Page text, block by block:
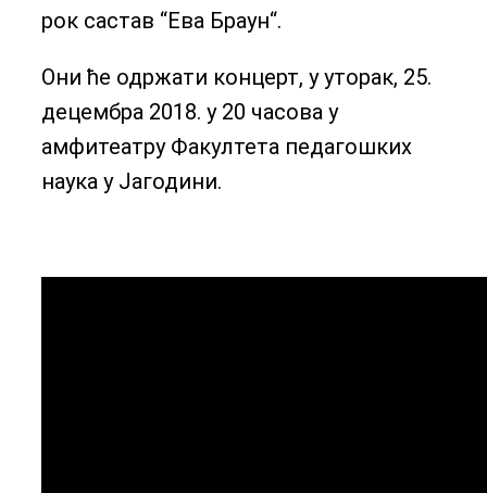
рок састав “Ева Браун“.
Они ће одржати концерт, у уторак, 25.
децембра 2018. у 20 часова у
амфитеатру Факултета педагошких
наука у Јагодини.